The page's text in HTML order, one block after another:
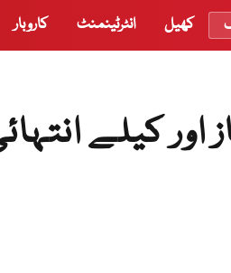
کھیل انٹرٹینمنٹ کاروبار
کیلے